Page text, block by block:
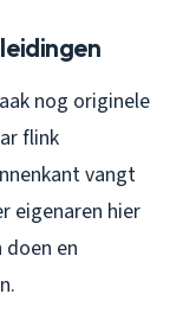
nog originele
flink
vangt
eigenaren hier
en